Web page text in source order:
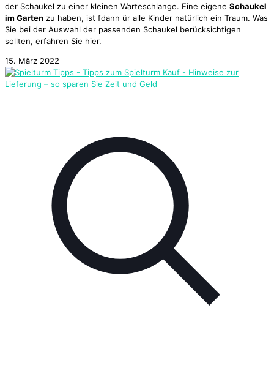
der Schaukel zu einer kleinen Warteschlange. Eine eigene Schaukel
im Garten zu haben, ist fdann ür alle Kinder natürlich ein Traum. Was
Sie bei der Auswahl der passenden Schaukel berücksichtigen
sollten, erfahren Sie hier.
15. März 2022